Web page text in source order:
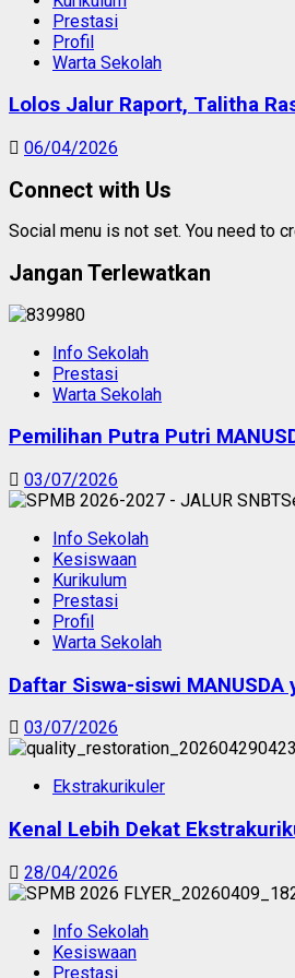
Prestasi
Profil
Warta Sekolah
Lolos Jalur Raport, Talitha
06/04/2026
Connect with Us
Social menu is not set. You need to
Jangan Terlewatkan
Info Sekolah
Prestasi
Warta Sekolah
Pemilihan Putra Putri
03/07/2026
Info Sekolah
Kesiswaan
Kurikulum
Prestasi
Profil
Warta Sekolah
Daftar Siswa-siswi
03/07/2026
Ekstrakurikuler
Kenal Lebih Dekat
28/04/2026
Info Sekolah
Kesiswaan
Prestasi